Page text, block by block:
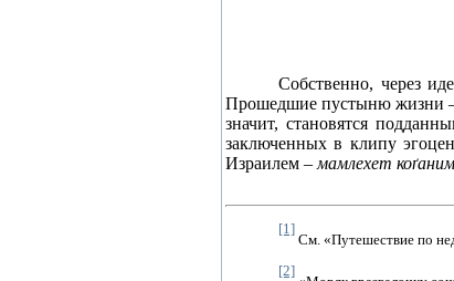
Собственно, через
Прошедшие пустыню жизни –
значит, становятся
заключенных в клипу
Израилем – мамлехет коґ
[1]
См. «Путешествие по
[2]